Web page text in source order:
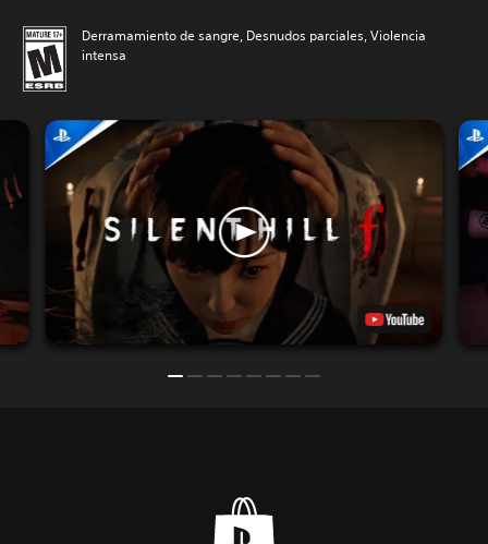
Derramamiento de sangre, Desnudos parciales, Violencia
intensa